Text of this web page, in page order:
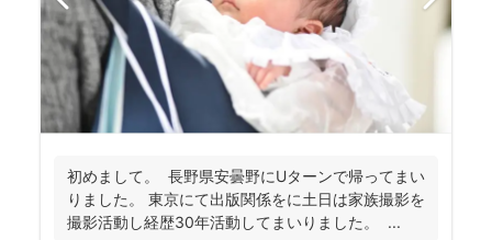
初めまして。 長野県安曇野にUターンで帰ってまい
りました。 東京にて出版関係をに土日は家族撮影を
撮影活動し経歴30年活動してまいりました。 ...